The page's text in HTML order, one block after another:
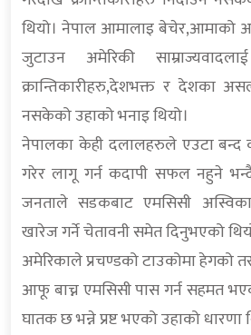
थियो। नेपाल आमालाइ बेचेर,आमाको
जुटाउन अमेरिकी
क्रान्तिकारीहरु,देशभक्त र देशका
नसकेको उहाको भनाइ थियो।
नेपालका केही दलालहरुले एउटा बन्द
गरेर लागू गर्न कदापी सफल नहुने
जनताले सडकबाट एमसिसी
खारेज गर्ने चेतावनी समेत दिनुभएको
अमेरिकाले प्रचण्डको टाउकोमा हेगको
आफू बाच्न एमसिसी पास गर्न सहमत
घातक छ भन्ने प्रष्ट भएको उहाको धारणा